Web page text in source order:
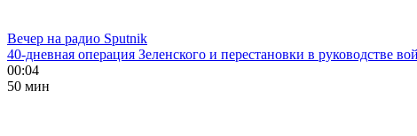
Вечер на радио Sputnik
40-дневная операция Зеленского и перестановки в руководстве
00:04
50 мин